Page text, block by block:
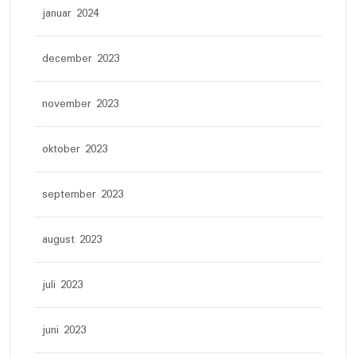
januar 2024
december 2023
november 2023
oktober 2023
september 2023
august 2023
juli 2023
juni 2023